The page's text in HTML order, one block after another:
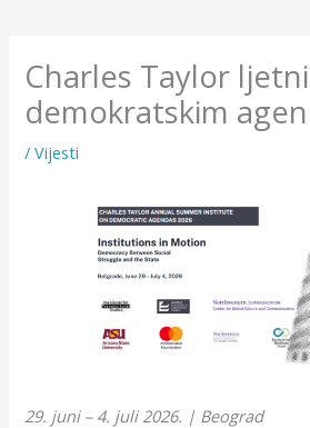
Charles Taylor
demokratskim
/Vijesti
29. juni – 4. juli 2026. | Beograd